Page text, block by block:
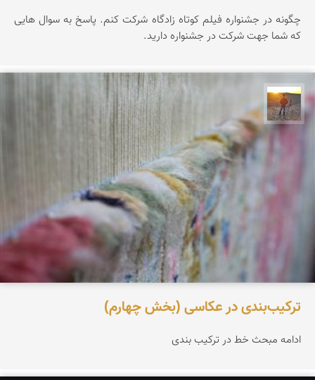
چگونه در جشنواره فیلم کوتاه زادگاه شرکت کنم. پاسخ به سوال هایی
که شما جهت شرکت در جشنواره دارید.
ترکیب‌بندی در عکاسی (بخش چهارم)
ادامه مبحث خط در ترکیب بندی